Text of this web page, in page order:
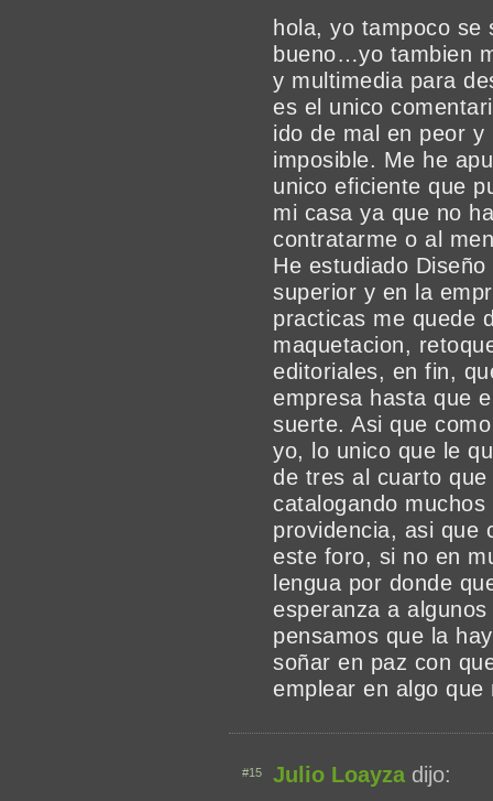
hola, yo tampoco se
bueno…yo tambien
y multimedia para
es el unico
ido de mal en peor
imposible. Me he
unico eficiente que
mi casa ya que no
contratarme o al
He estudiado
superior y en la
practicas me quede
maquetacion,
editoriales, en fin,
empresa hasta que
suerte. Asi que
yo, lo unico que le
de tres al cuarto
catalogando
providencia, asi que
este foro, si no en
lengua por donde
esperanza a
pensamos que la
soñar en paz con
emplear en algo
#15 Julio Loayza dijo: